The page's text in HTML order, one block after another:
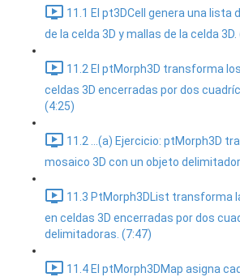
11.1 El pt3DCell genera una lista
de la celda 3D y mallas de la celda 3D.
11.2 El ptMorph3D transforma
celdas 3D encerradas por dos
(4:25)
11.2 ...(a) Ejercicio: ptMorph3D
mosaico 3D con un objeto
11.3 PtMorph3DList transforma
en celdas 3D encerradas por dos
delimitadoras. (7:47)
11.4 El ptMorph3DMap asigna